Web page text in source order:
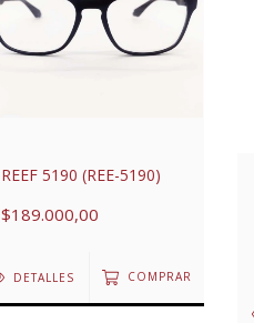
REEF 5190 (REE-5190)
$189.000,00
DETALLES COMPRAR